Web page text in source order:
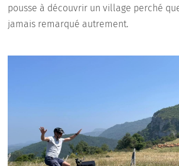
pousse à découvrir un village perché
jamais remarqué autrement.